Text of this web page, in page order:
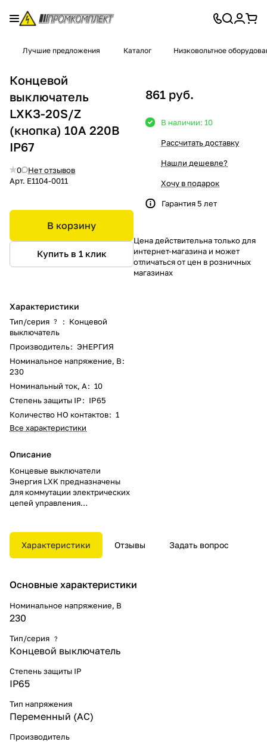
Лучшие предложения Каталог Низковольтное
Концевой
выключатель
LXKЗ-20S/Z
(кнопка) 10А 220В
IP67
0
Нет отзывов
Арт. Е1104-0011
В корзину
Купить в 1 клик
Характеристики
Тип/серия ? : Концевой
выключатель
Производитель: ЭНЕРГИЯ
Номинальное напряжение, В:
230
Номинальный ток, А: 10
Степень защиты IP: IP65
Количество НО контактов: 1
Все характеристики
Описание
Концевые выключатели
Энергия LXK предназначены
для коммутации электрических
цепей управления
управляющих упоров в
определенных точках пути
контролируемого объекта.
861 руб.
В наличии: 10
Рассчитать доставку
Нашли дешевле?
Хочу в подарок
Гарантия 5 лет
Цена действительна только для
интернет-магазина и может
отличаться от цен в розничных
магазинах
Характеристики Отзывы Задать вопрос
Основные характеристики
Номинальное напряжение, В
230
Тип/серия ?
Концевой выключатель
Степень защиты IP
IP65
Тип напряжения
Переменный (AC)
Производитель